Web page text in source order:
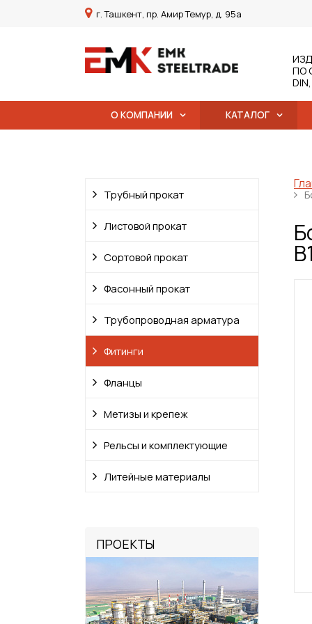
г. Ташкент, пр. Амир Темур, д. 95а
ПО
О КОМПАНИИ КАТАЛОГ
Трубный прокат
Листовой прокат
Сортовой прокат
Фасонный прокат
Трубопроводная арматура
Фитинги
Фланцы
Метизы и крепеж
Рельсы и комплектующие
Литейные материалы
ПРОЕКТЫ